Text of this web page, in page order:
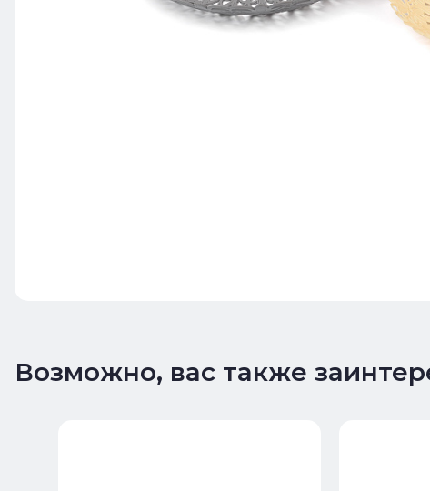
Возможно, вас также